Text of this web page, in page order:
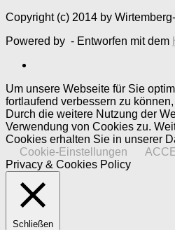
Copyright (c) 2014 by
Powered by - Entworfen mit dem
Um unsere Webseite für Sie
fortlaufend verbessern zu
Durch die weitere Nutzung der
Verwendung von Cookies zu.
Cookies erhalten Sie in unserer
Cookie-Einstellungen
Privacy & Cookies Policy
Schließen